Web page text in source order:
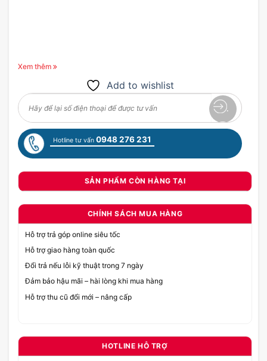
Xem thêm
Add to wishlist
Hotline tư vấn 0948 276 231
SẢN PHẨM CÒN HÀNG TẠI
CHÍNH SÁCH MUA HÀNG
Hỗ trợ trả góp online siêu tốc
Hỗ trợ giao hàng toàn quốc
Đổi trả nếu lỗi kỹ thuật trong 7 ngày
Đảm bảo hậu mãi – hài lòng khi mua hàng
Hỗ trợ thu cũ đổi mới – nâng cấp
HOTLINE HỖ TRỢ